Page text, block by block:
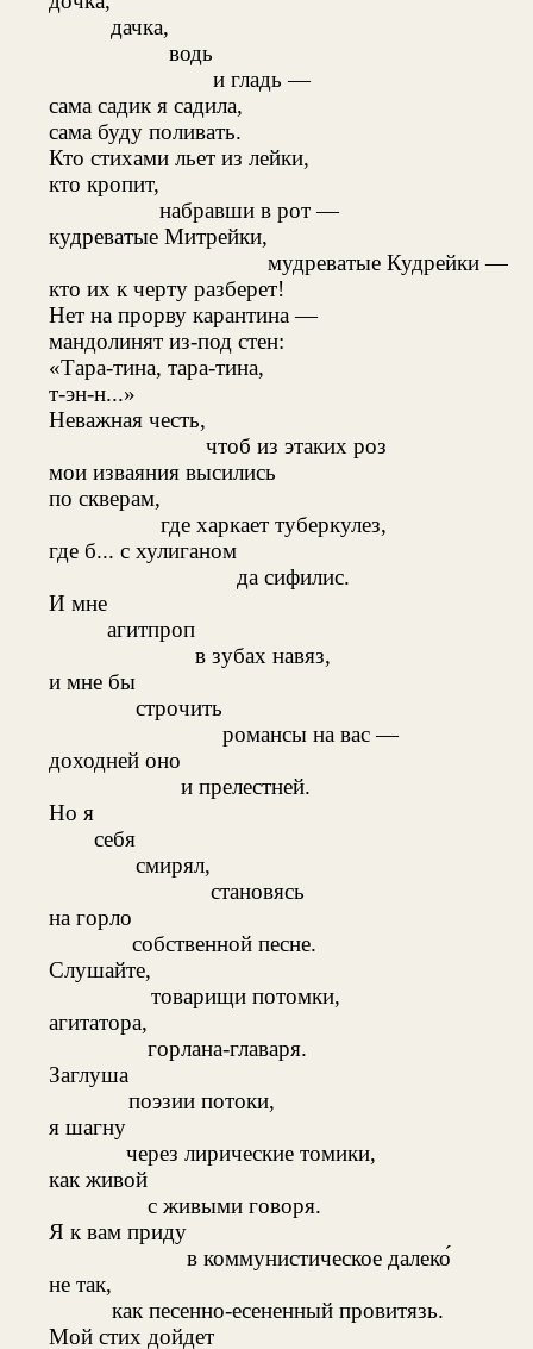
дачка,
водь
и гладь —
сама садик я садила,
сама буду поливать.
Кто стихами льет из лейки,
кто кропит,
набравши в рот —
кудреватые Митрейки,
мудреватые Кудрейки —
кто их к черту разберет!
Нет на прорву карантина —
мандолинят из-под стен:
«Тара-тина, тара-тина,
т-эн-н...»
Неважная честь,
чтоб из этаких роз
мои изваяния высились
по скверам,
где харкает туберкулез,
где б... с хулиганом
да сифилис.
И мне
агитпроп
в зубах навяз,
и мне бы
строчить
романсы на вас —
доходней оно
и прелестней.
Но я
себя
смирял,
становясь
на горло
собственной песне.
Слушайте,
товарищи потомки,
агитатора,
горлана-главаря.
Заглуша
поэзии потоки,
я шагну
через лирические томики,
как живой
с живыми говоря.
Я к вам приду
в коммунистическое далеко́
не так,
как песенно-есененный провитязь.
Мой стих дойдет